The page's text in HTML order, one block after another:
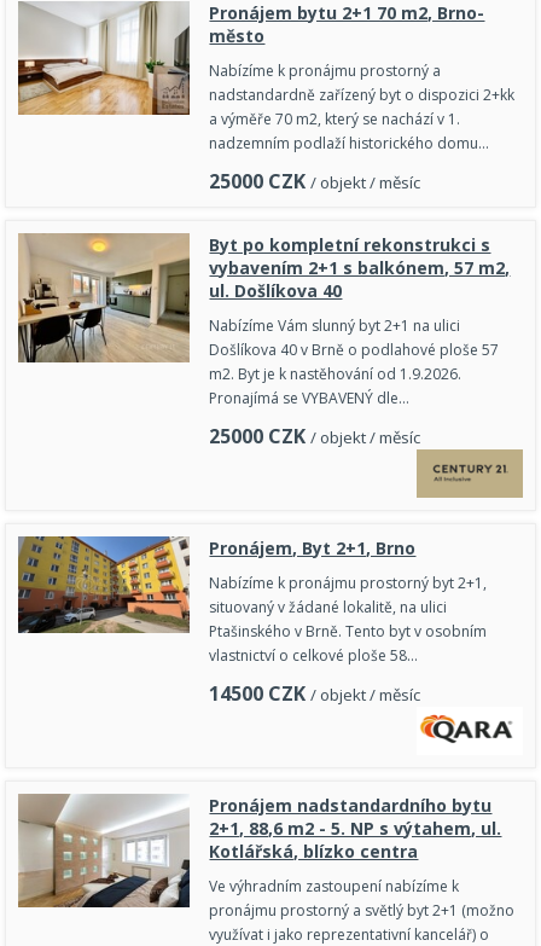
Pronájem bytu 2+1 70 m2, Brno-
město
Nabízíme k pronájmu prostorný a
nadstandardně zařízený byt o dispozici 2+kk
a výměře 70 m2, který se nachází v 1.
nadzemním podlaží historického domu…
25000 CZK / objekt / měsíc
Byt po kompletní rekonstrukci s
vybavením 2+1 s balkónem, 57 m2,
ul. Došlíkova 40
Nabízíme Vám slunný byt 2+1 na ulici
Došlíkova 40 v Brně o podlahové ploše 57
m2. Byt je k nastěhování od 1.9.2026.
Pronajímá se VYBAVENÝ dle…
25000 CZK / objekt / měsíc
Pronájem, Byt 2+1, Brno
Nabízíme k pronájmu prostorný byt 2+1,
situovaný v žádané lokalitě, na ulici
Ptašinského v Brně. Tento byt v osobním
vlastnictví o celkové ploše 58…
14500 CZK / objekt / měsíc
Pronájem nadstandardního bytu
2+1, 88,6 m2 - 5. NP s výtahem, ul.
Kotlářská, blízko centra
Ve výhradním zastoupení nabízíme k
pronájmu prostorný a světlý byt 2+1 (možno
využívat i jako reprezentativní kancelář) o